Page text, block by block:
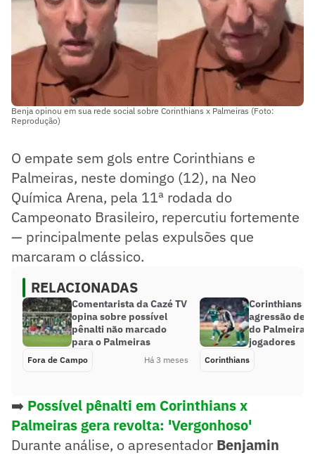
Benja opinou em sua rede social sobre Corinthians x Palmeiras (Foto:
Reprodução)
O empate sem gols entre Corinthians e
Palmeiras, neste domingo (12), na Neo
Química Arena, pela 11ª rodada do
Campeonato Brasileiro, repercutiu fortemente
— principalmente pelas expulsões que
marcaram o clássico.
RELACIONADAS
Comentarista da Cazé TV
opina sobre possível
pênalti não marcado
para o Palmeiras
Fora de Campo Há 3 meses
Corinthians
agressão de
do Palmeiras
jogadores
Corinthians
➡️ Possível pênalti em Corinthians x
Palmeiras gera revolta: 'Vergonhoso'
Durante análise, o apresentador Benjamin